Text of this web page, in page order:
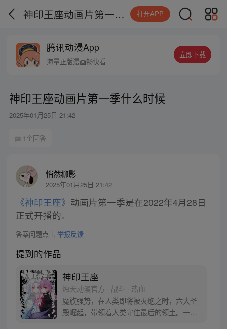
神印王座动画片第一季什么时候 打开APP
腾讯动漫App
海量正版漫画畅快看
立即下载
神印王座动画片第一季什么时候
2025年01月25日 21:42
1个回答
悄然柳影
2025年01月25日 21:42
《神印王座》 动画片第一季是在2022年4月28日
正式开播的。
答案问题点击 举报反馈
提到的作品
神印王座
烛天动漫官方 · 战斗 · 热血
魔族强势，在人类即将被灭绝之时，六大圣
殿崛起，带领着人类守住最后的领土。一名